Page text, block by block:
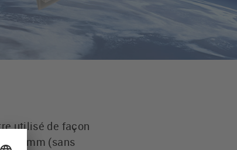
utilisé de façon
18 mm (sans